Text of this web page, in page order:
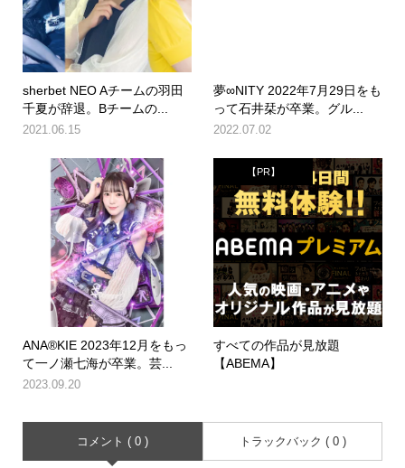
sherbet NEO Aチームの羽田
千夏が辞退。Bチームの...
2021.06.15
夢∞NITY 2022年7月29日をも
って石井栞が卒業。グル...
2022.07.02
ANA®KIE 2023年12月をもっ
て一ノ瀬七海が卒業。芸...
2023.09.20
【PR】
すべての作品が見放題
【ABEMA】
コメント ( 0 ) トラックバック ( 0 )